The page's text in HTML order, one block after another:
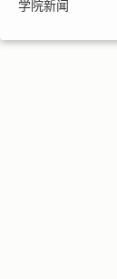
学院新闻